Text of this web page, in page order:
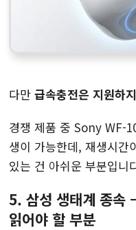
다만 급속충전은 지원하
경쟁 제품 중 Sony WF-
생이 가능한데, 재생시간
있는 건 아쉬운 부분입니
5. 삼성 생태계 종속
읽어야 할 부분